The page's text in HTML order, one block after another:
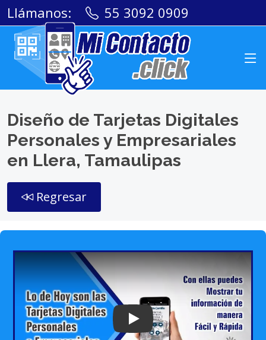
Llámanos: 55 3092 0909
Diseño de Tarjetas Digitales
Personales y Empresariales
en Llera, Tamaulipas
Regresar
Play: Keynote (Google I/O '18)